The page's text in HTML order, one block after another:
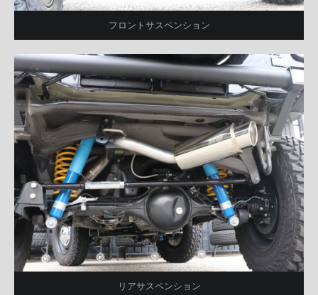
フロントサスペンション
リアサスペンション